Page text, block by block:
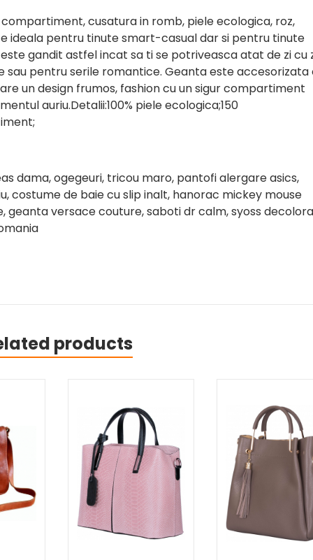
cusatura in romb, piele ecologica, roz,
ideala pentru tinute smart-casual dar si pentru tinute
gandit astfel incat sa ti se potriveasca atat de zi cu
sau pentru serile romantice. Geanta este accesorizata
un design frumos, fashion cu un sigur compartiment
auriu.Detalii:100% piele ecologica;150
dama, ogegeuri, tricou maro, pantofi alergare asics,
costume de baie cu slip inalt, hanorac mickey mouse
geanta versace couture, saboti dr calm, syoss
products